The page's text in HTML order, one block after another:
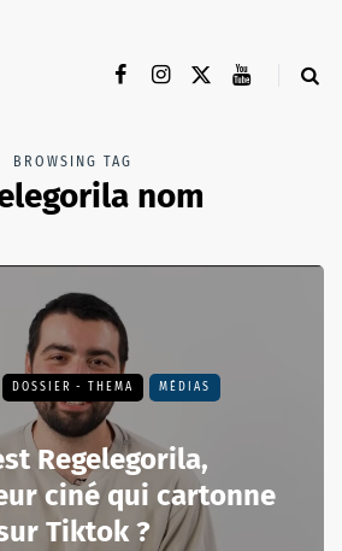
BROWSING TAG
nom
DOSSIER - THEMA MÉDIAS
Regelegorila,
ciné qui cartonne
Tiktok ?